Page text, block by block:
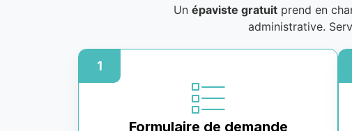
Un épaviste gratuitprend en
administrative.
1
Formulaire de demande